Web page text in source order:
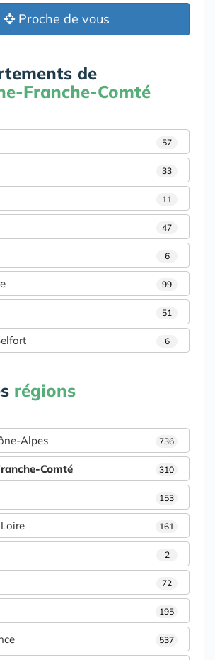
Proche de vous
de
Franche-Comté
57
33
11
47
6
99
51
6
régions
Alpes 736
Comté 310
153
161
2
72
195
537